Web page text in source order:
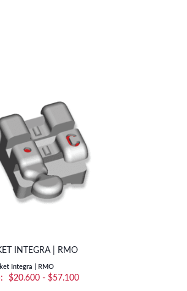
INTEGRA | RMO
Integra | RMO
$20.600 - $57.100Rango